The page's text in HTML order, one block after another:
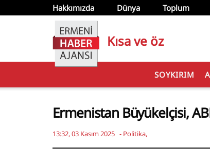
Hakkımızda Dünya Toplum
Kısa ve öz
SOYKIRIM
Ermenistan Büyükelçisi,
13:32, 03 Kasım 2025 - Politika,